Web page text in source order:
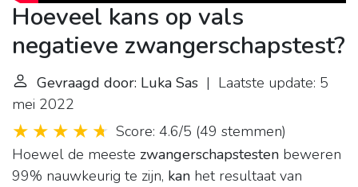
Hoeveel kans op vals
negatieve zwangerschapstest?
Gevraagd door: Luka Sas | Laatste update: 5
mei 2022
Score: 4.6/5 (49 stemmen)
Hoewel de meeste zwangerschapstesten beweren
99% nauwkeurig te zijn, kan het resultaat van